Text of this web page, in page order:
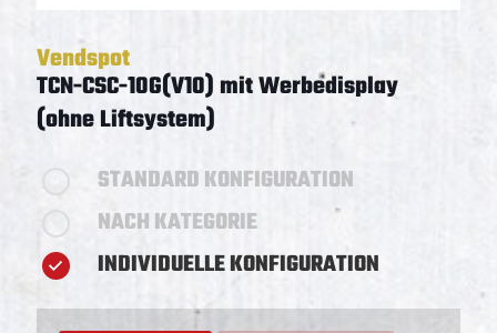
Vendspot
TCN-CSC-10G(V10) mit Werbedisplay
(ohne Liftsystem)
STANDARD KONFIGURATION
NACH KATEGORIE
INDIVIDUELLE KONFIGURATION